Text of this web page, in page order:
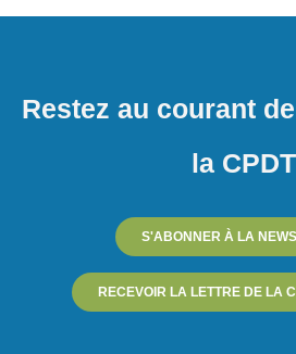
Restez au courant
la CPDT
S'ABONNER À LA
RECEVOIR LA LETTRE DE LA